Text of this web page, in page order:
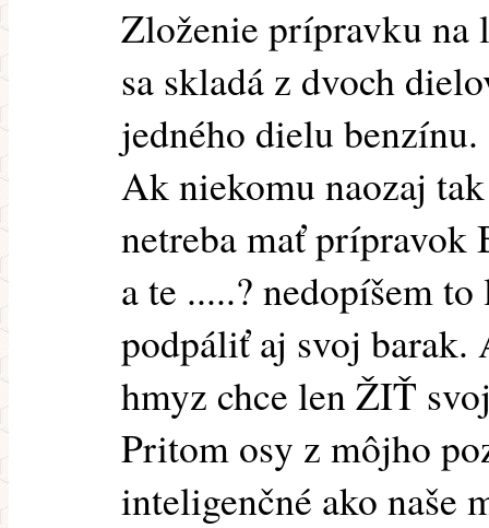
Zloženie prípravku na
sa skladá z dvoch
jedného dielu benzínu.
Ak niekomu naozaj
netreba mať prípravok
a te .....? nedopíšem
podpáliť aj svoj
hmyz chce len ŽIŤ
Pritom osy z môjho
inteligenčné ako naše